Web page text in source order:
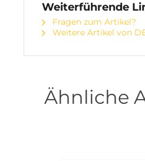
Weiterführende
Fragen zum Artikel?
Weitere Artikel von
Ähnliche